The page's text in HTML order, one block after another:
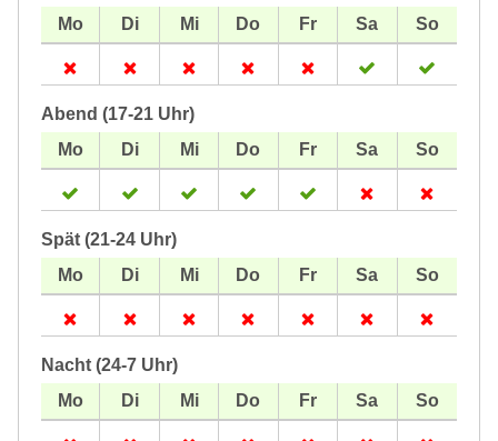
Abend (17-21 Uhr)
Spät (21-24 Uhr)
Nacht (24-7 Uhr)